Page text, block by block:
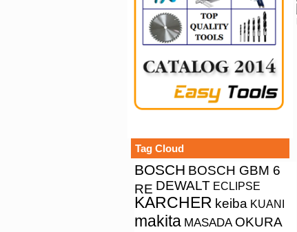
Tag Cloud
BOSCH BOSCH GBM 6
RE DEWALT ECLIPSE
KARCHER keiba KUANI
makita MASADA OKURA